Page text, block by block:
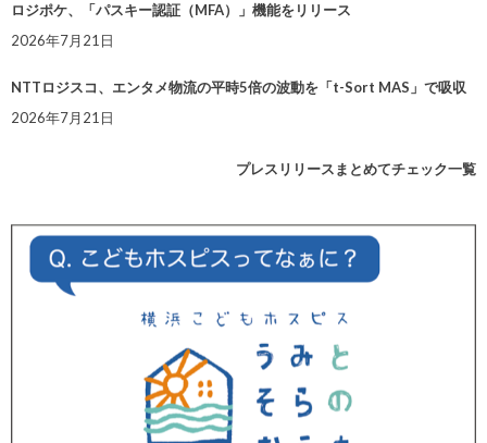
ロジポケ、「パスキー認証（MFA）」機能をリリース
2026年7月21日
NTTロジスコ、エンタメ物流の平時5倍の波動を「t-Sort MAS」で吸収
2026年7月21日
プレスリリースまとめてチェック一覧